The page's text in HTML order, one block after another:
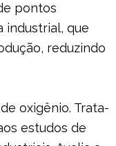
pontos
industrial, que
reduzindo
oxigênio. Trata-
estudos de